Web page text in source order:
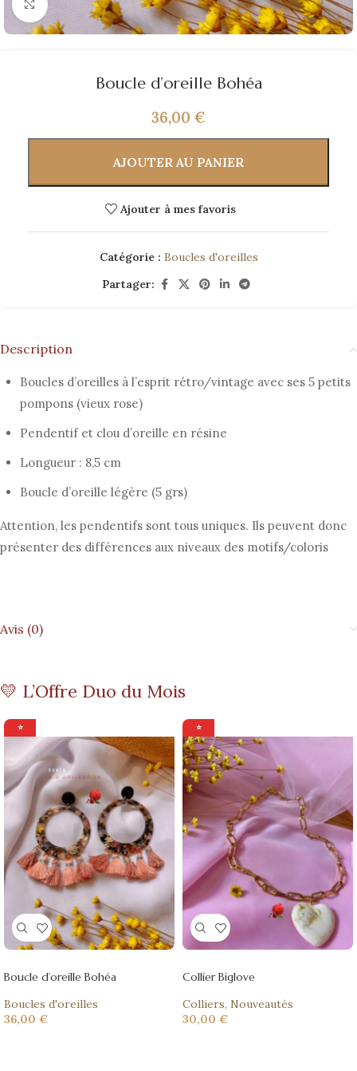
Agrandir
Boucle d’oreille Bohéa
36,00 €
AJOUTER AU PANIER
Ajouter à mes favoris
Catégorie : Boucles d'oreilles
Partager:
Description
Boucles d’oreilles à l’esprit rétro/vintage avec ses 5 petits
pompons (vieux rose)
Pendentif et clou d’oreille en résine
Longueur : 8,5 cm
Boucle d’oreille légère (5 grs)
Attention, les pendentifs sont tous uniques. Ils peuvent donc
présenter des différences aux niveaux des motifs/coloris
Avis (0)
💛 L’Offre Duo du Mois
⭐
Boucle d’oreille Bohéa
Boucles d'oreilles
36,00 €
⭐
Collier Biglove
Colliers, Nouveautés
30,00 €